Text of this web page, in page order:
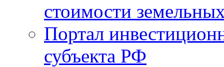
стоимости
Портал
субъекта РФ